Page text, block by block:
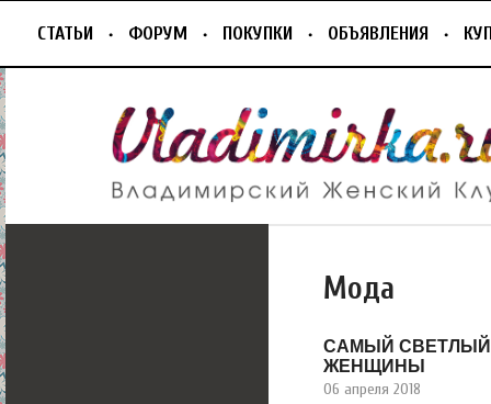
СТАТЬИ ФОРУМ ПОКУПКИ ОБЪЯВЛЕНИЯ
Мода
САМЫЙ СВЕТЛЫЙ
ЖЕНЩИНЫ
06 апреля 2018